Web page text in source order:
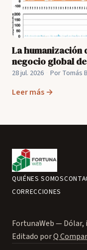
La humanización
negocio global
28 jul. 2026 Por Tomás
Leer más →
QUIÉNES SOMOS
CORRECCIONES
FortunaWeb — Dólar,
Editado porQ